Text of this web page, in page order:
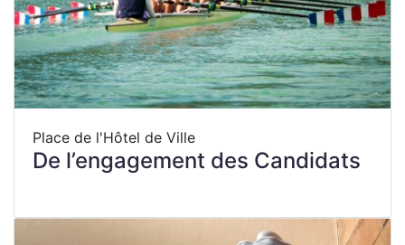
Place de l'Hôtel de Ville
De l’engagement des Candidats